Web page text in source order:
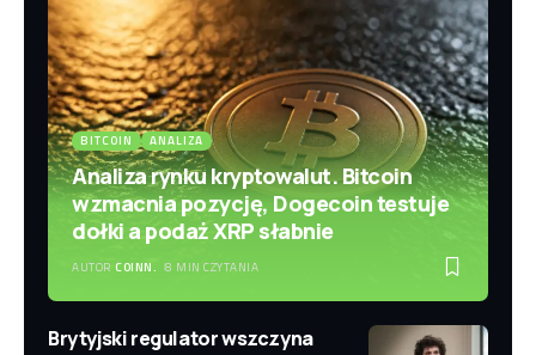
BITCOIN ANALIZA
Analiza rynku kryptowalut. Bitcoin
wzmacnia pozycję, Dogecoin testuje
dołki a podaż XRP słabnie
AUTOR COINN. 8 MIN CZYTANIA
Brytyjski regulator wszczyna